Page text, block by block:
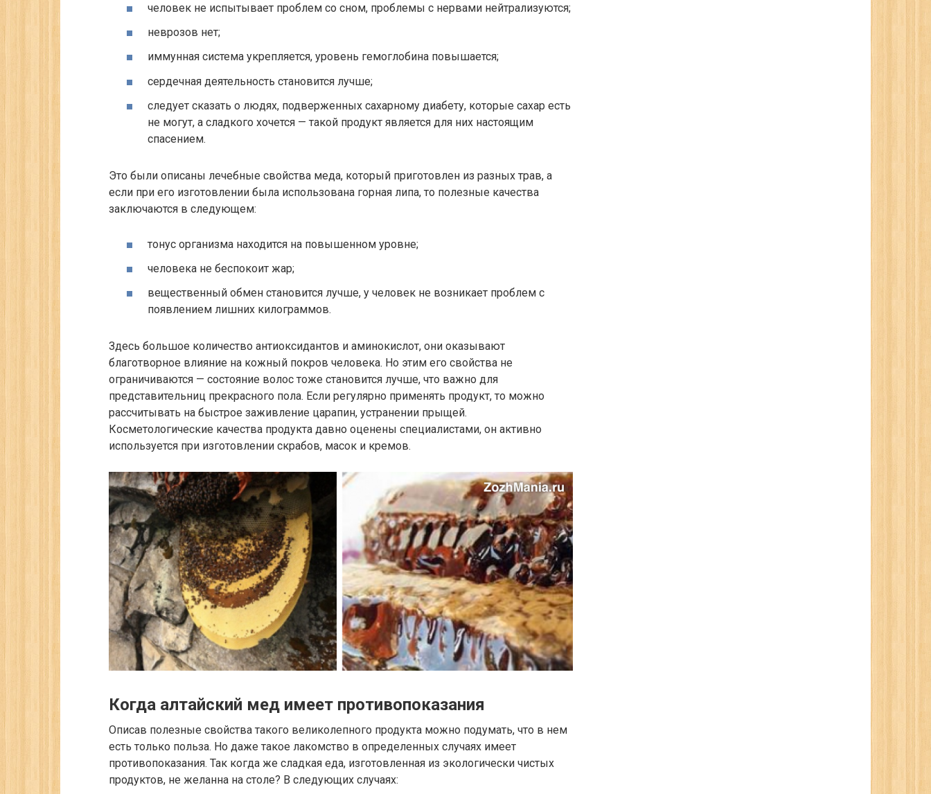
человек не испытывает проблем со сном, проблемы с нервами нейтрализуются;
неврозов нет;
иммунная система укрепляется, уровень гемоглобина повышается;
сердечная деятельность становится лучше;
следует сказать о людях, подверженных сахарному диабету, которые сахар есть
не могут, а сладкого хочется — такой продукт является для них настоящим
спасением.
Это были описаны лечебные свойства меда, который приготовлен из разных трав, а
если при его изготовлении была использована горная липа, то полезные качества
заключаются в следующем:
тонус организма находится на повышенном уровне;
человека не беспокоит жар;
вещественный обмен становится лучше, у человек не возникает проблем с
появлением лишних килограммов.
Здесь большое количество антиоксидантов и аминокислот, они оказывают
благотворное влияние на кожный покров человека. Но этим его свойства не
ограничиваются — состояние волос тоже становится лучше, что важно для
представительниц прекрасного пола. Если регулярно применять продукт, то можно
рассчитывать на быстрое заживление царапин, устранении прыщей.
Косметологические качества продукта давно оценены специалистами, он активно
используется при изготовлении скрабов, масок и кремов.
Когда алтайский мед имеет противопоказания
Описав полезные свойства такого великолепного продукта можно подумать, что в нем
есть только польза. Но даже такое лакомство в определенных случаях имеет
противопоказания. Так когда же сладкая еда, изготовленная из экологически чистых
продуктов, не желанна на столе? В следующих случаях: